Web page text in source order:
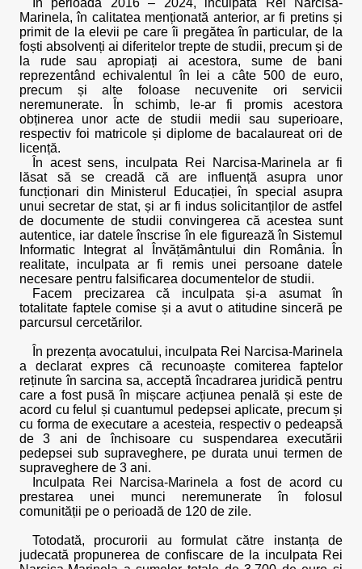
În perioada 2016 – 2024, inculpata Rei Narcisa-
Marinela, în calitatea menționată anterior, ar fi pretins și
primit de la elevii pe care îi pregătea în particular, de la
foști absolvenți ai diferitelor trepte de studii, precum și de
la rude sau apropiați ai acestora, sume de bani
reprezentând echivalentul în lei a câte 500 de euro,
precum și alte foloase necuvenite ori servicii
neremunerate. În schimb, le-ar fi promis acestora
obținerea unor acte de studii medii sau superioare,
respectiv foi matricole și diplome de bacalaureat ori de
licență.
În acest sens, inculpata Rei Narcisa-Marinela ar fi
lăsat să se creadă că are influență asupra unor
funcționari din Ministerul Educației, în special asupra
unui secretar de stat, și ar fi indus solicitanților de astfel
de documente de studii convingerea că acestea sunt
autentice, iar datele înscrise în ele figurează în Sistemul
Informatic Integrat al Învățământului din România. În
realitate, inculpata ar fi remis unei persoane datele
necesare pentru falsificarea documentelor de studii.
Facem precizarea că inculpata și-a asumat în
totalitate faptele comise și a avut o atitudine sinceră pe
parcursul cercetărilor.
În prezența avocatului, inculpata Rei Narcisa-Marinela
a declarat expres că recunoaște comiterea faptelor
reținute în sarcina sa, acceptă încadrarea juridică pentru
care a fost pusă în mișcare acțiunea penală și este de
acord cu felul și cuantumul pedepsei aplicate, precum și
cu forma de executare a acesteia, respectiv o pedeapsă
de 3 ani de închisoare cu suspendarea executării
pedepsei sub supraveghere, pe durata unui termen de
supraveghere de 3 ani.
Inculpata Rei Narcisa-Marinela a fost de acord cu
prestarea unei munci neremunerate în folosul
comunității pe o perioadă de 120 de zile.
Totodată, procurorii au formulat către instanța de
judecată propunerea de confiscare de la inculpata Rei